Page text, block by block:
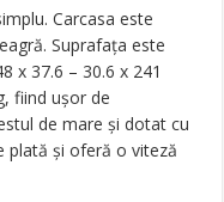
Carcasa este
Suprafața este
x 37.6 – 30.6 x 241
fiind ușor de
de mare și dotat cu
plată și oferă o viteză